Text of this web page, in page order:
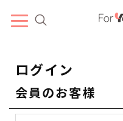
ログイン
会員のお客様